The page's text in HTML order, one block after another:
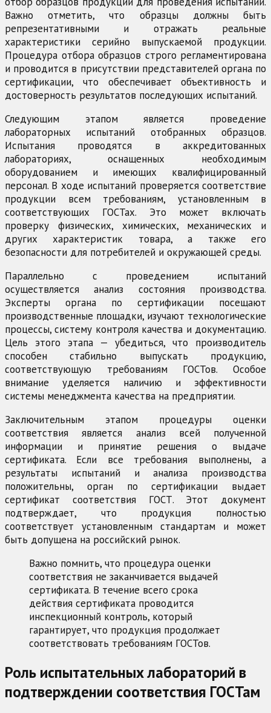
Важно отметить, что образцы должны быть
репрезентативными и отражать реальные
характеристики серийно выпускаемой продукции.
Процедура отбора образцов строго регламентирована
и проводится в присутствии представителей органа по
сертификации, что обеспечивает объективность и
достоверность результатов последующих испытаний.
Следующим этапом является проведение
лабораторных испытаний отобранных образцов.
Испытания проводятся в аккредитованных
лабораториях, оснащенных необходимым
оборудованием и имеющих квалифицированный
персонал. В ходе испытаний проверяется соответствие
продукции всем требованиям, установленным в
соответствующих ГОСТах. Это может включать
проверку физических, химических, механических и
других характеристик товара, а также его
безопасности для потребителей и окружающей среды.
Параллельно с проведением испытаний
осуществляется анализ состояния производства.
Эксперты органа по сертификации посещают
производственные площадки, изучают технологические
процессы, систему контроля качества и документацию.
Цель этого этапа — убедиться, что производитель
способен стабильно выпускать продукцию,
соответствующую требованиям ГОСТов. Особое
внимание уделяется наличию и эффективности
системы менеджмента качества на предприятии.
Заключительным этапом процедуры оценки
соответствия является анализ всей полученной
информации и принятие решения о выдаче
сертификата. Если все требования выполнены, а
результаты испытаний и анализа производства
положительны, орган по сертификации выдает
сертификат соответствия ГОСТ. Этот документ
подтверждает, что продукция полностью
соответствует установленным стандартам и может
быть допущена на российский рынок.
Важно помнить, что процедура оценки
соответствия не заканчивается выдачей
сертификата. В течение всего срока
действия сертификата проводится
инспекционный контроль, который
гарантирует, что продукция продолжает
соответствовать требованиям ГОСТов.
Роль испытательных лабораторий в
подтверждении соответствия ГОСТам